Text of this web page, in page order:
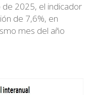
2025, el indicador
de 7,6%, en
mes del año